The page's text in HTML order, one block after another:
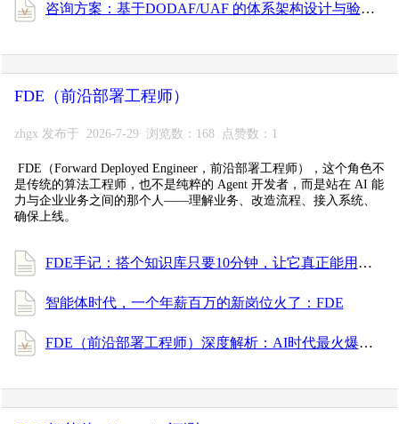
咨询方案：基于DODAF/UAF 的体系架构设计与验证
FDE（前沿部署工程师）
zhgx 发布于 2026-7-29 浏览数：168 点赞数：1
FDE（Forward Deployed Engineer，前沿部署工程师），这个角色不
是传统的算法工程师，也不是纯粹的 Agent 开发者，而是站在 AI 能
力与企业业务之间的那个人——理解业务、改造流程、接入系统、
确保上线。
FDE手记：搭个知识库只要10分钟，让它真正能用却花了一周
智能体时代，一个年薪百万的新岗位火了：FDE
FDE（前沿部署工程师）深度解析：AI时代最火爆的新型技术人才